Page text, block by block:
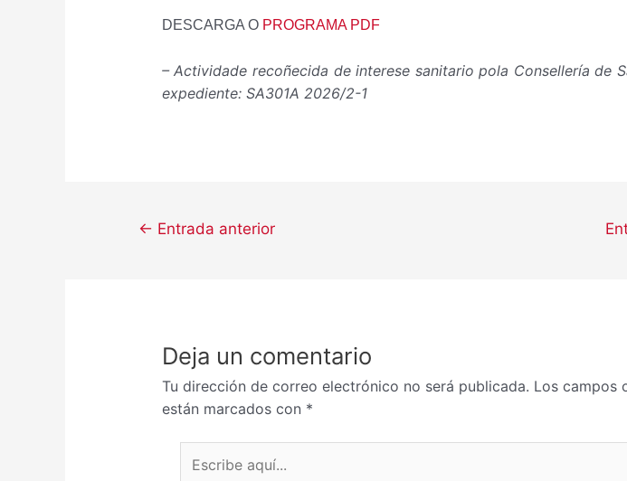
DESCARGA O PROGRAMA PDF
– Actividade recoñecida de interese sanitario pola Consellería de
expediente: SA301A 2026/2-1
← Entrada anterior
Deja un comentario
Tu dirección de correo electrónico no será publicada. Los campos
están marcados con *